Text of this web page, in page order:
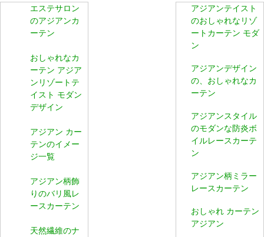
エステサロン
のアジアンカ
ーテン
おしゃれなカ
ーテン アジア
ンリゾートテ
イスト モダン
デザイン
アジアン カー
テンのイメー
ジ一覧
アジアン柄飾
りのバリ風レ
ースカーテン
天然繊維のナ
アジアンテイスト
のおしゃれなリゾ
ートカーテン モダ
ン
アジアンデザイン
の、おしゃれなカ
ーテン
アジアンスタイル
のモダンな防炎ボ
イルレースカーテ
ン
アジアン柄ミラー
レースカーテン
おしゃれ カーテン
アジアン